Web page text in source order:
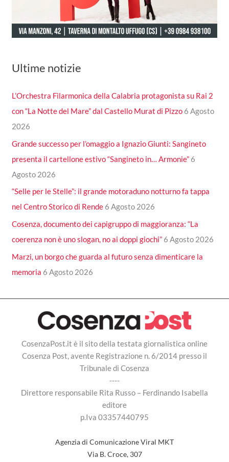
Ultime notizie
L’Orchestra Filarmonica della Calabria protagonista su Rai 2
con “La Notte del Mare” dal Castello Murat di Pizzo 6 Agosto
2026
Grande successo per l’omaggio a Ignazio Giunti: Sangineto
presenta il cartellone estivo “Sangineto in… Armonie” 6
Agosto 2026
“Selle per le Stelle”: il grande motoraduno notturno fa tappa
nel Centro Storico di Rende 6 Agosto 2026
Cosenza, documento dei capigruppo di maggioranza: “La
coerenza non è uno slogan, no ai doppi giochi” 6 Agosto 2026
Marzi, un borgo che guarda al futuro senza dimenticare la
memoria 6 Agosto 2026
CosenzaPost.it è il sito della testata giornalistica online
Cosenza Post, avente Registrazione n. 6/2014 presso il
Tribunale di Cosenza
----
Direttore responsabile Rita Russo – Ferdinando Isabella
editore
p.Iva 03357440795
Agenzia di Comunicazione Viral MKT
Via B. Croce, 307